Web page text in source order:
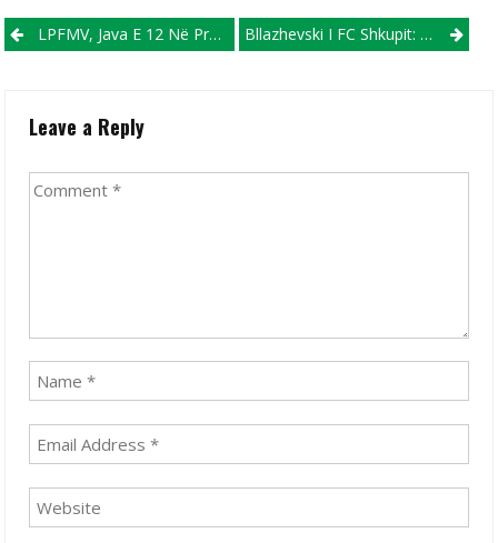
Post navigation
LPFMV, Java E 12 Në Program Nesër! Në Tetovë Dhe Ohër Përballje Mes Ekipeve Shqiptare Bllazhevski I FC Shkupit: Të Arsyetojmë Rolin E Favoritit Kundër Voska Sport
Leave a Reply